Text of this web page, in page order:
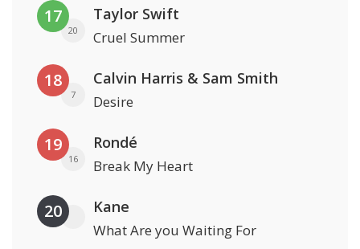
17
20
Taylor Swift
Cruel Summer
18
7
Calvin Harris & Sam Smith
Desire
19
16
Rondé
Break My Heart
20 Kane
What Are you Waiting For